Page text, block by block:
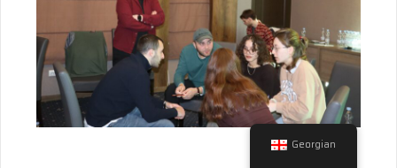
2024 - ALL RIGHTS RESERVED.
Georgian